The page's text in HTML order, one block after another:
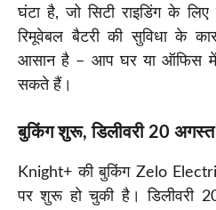
घंटा है, जो सिटी राइडिंग के
रिमूवेबल बैटरी की सुविधा के
आसान है – आप घर या ऑफिस में
सकते हैं।
बुकिंग शुरू, डिलीवरी 20
Knight+ की बुकिंग Zelo
पर शुरू हो चुकी है। डिलीवरी